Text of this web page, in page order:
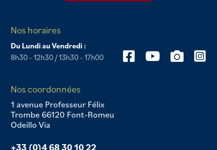
Nos horaires
Du Lundi au Vendredi :
8h30 - 12h30 / 13h30 - 17h00
Nos coordonnées
1 avenue Professeur Félix
Trombe 66120 Font-Romeu
Odeillo Via
+33 (0)4 68 30 10 22